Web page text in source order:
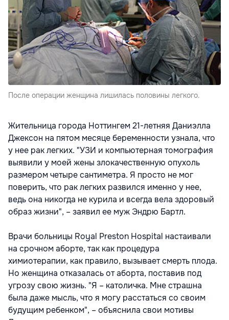
После операции женщина лишилась половины легкого.
Жительница города Ноттингем 21-летняя Даниэлла
Джексон на пятом месяце беременности узнала, что
у нее рак легких. "УЗИ и компьютерная томография
выявили у моей жены злокачественную опухоль
размером четыре сантиметра. Я просто не мог
поверить, что рак легких развился именно у нее,
ведь она никогда не курила и всегда вела здоровый
образ жизни", – заявил ее муж Эндрю Бартл.
Врачи больницы Royal Preston Hospital настаивали
на срочном аборте, так как процедура
химиотерапии, как правило, вызывает смерть плода.
Но женщина отказалась от аборта, поставив под
угрозу свою жизнь. "Я – католичка. Мне страшна
была даже мысль, что я могу расстаться со своим
будущим ребенком", – объяснила свои мотивы